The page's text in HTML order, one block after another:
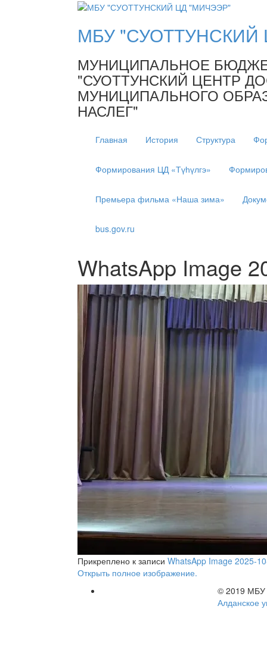
МБУ
МУНИЦИПАЛЬНОЕ
"СУОТТУНСКИЙ ЦЕНТР
МУНИЦИПАЛЬНОГО
НАСЛЕГ"
Главная История Структура
Формирования ЦД «Түһүлгэ»
Премьера фильма «Наша зима»
bus.gov.ru
WhatsApp Image
Прикреплено к записи WhatsApp Image 2025-
Открыть полное изображение.
© 2019
Алданское